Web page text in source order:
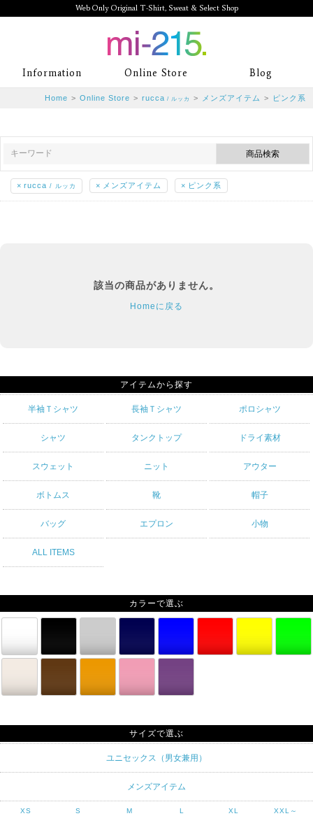
Web Only Original T-Shirt, Sweat & Select Shop
mi-215. Web Only Original T-Shirt,
Sweat & Select Shop mi-215. Tシャ
ランド専門通販
Information Online Store Blog
Home > Online Store > rucca / ルッカ > メンズアイテム > ピンク系
× rucca / ルッカ × メンズアイテム × ピンク系
該当の商品がありません。
Homeに戻る
アイテムから探す
半袖Ｔシャツ 長袖Ｔシャツ ポロシャツ
シャツ タンクトップ ドライ素材
スウェット ニット アウター
ボトムス 靴 帽子
バッグ エプロン 小物
ALL ITEMS
カラーで選ぶ
サイズで選ぶ
ユニセックス（男女兼用）
メンズアイテム
XS S M L XL XXL～